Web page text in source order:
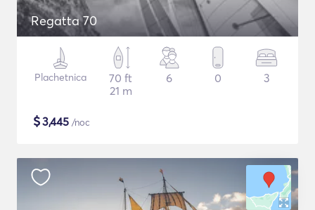
Regatta 70
Plachetnica
70 ft
21 m
6 0 3
$3,445 /noc